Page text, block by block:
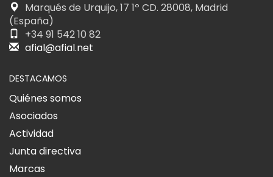
Marqués de Urquijo, 17 1º CD. 28008, Madrid
(España)
+34 91 542 10 82
afial@afial.net
DESTACAMOS
Quiénes somos
Asociados
Actividad
Junta directiva
Marcas